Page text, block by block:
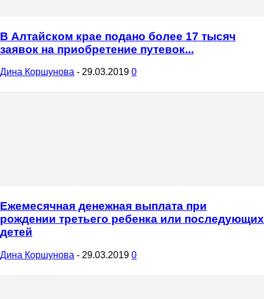
В Алтайском крае подано более 17 тысяч
заявок на приобретение путевок...
Дина Коршунова - 29.03.2019 0
Ежемесячная денежная выплата при
рождении третьего ребенка или последующих
детей
Дина Коршунова - 29.03.2019 0